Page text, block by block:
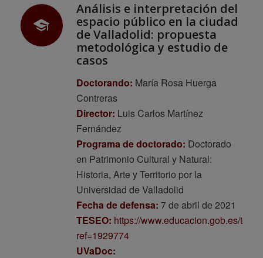
Análisis e interpretación del
espacio público en la ciudad
de Valladolid: propuesta
metodológica y estudio de
casos
Doctorando: María Rosa Huerga
Contreras
Director: Luis Carlos Martínez
Fernández
Programa de doctorado: Doctorado
en Patrimonio Cultural y Natural:
Historia, Arte y Territorio por la
Universidad de Valladolid
Fecha de defensa: 7 de abril de 2021
TESEO: https://www.educacion.gob.es/
ref=1929774
UVaDoc: